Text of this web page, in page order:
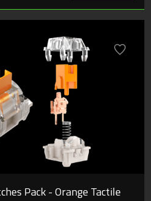
Pack - Orange Tactile